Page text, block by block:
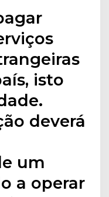
isto
deverá
um
a operar